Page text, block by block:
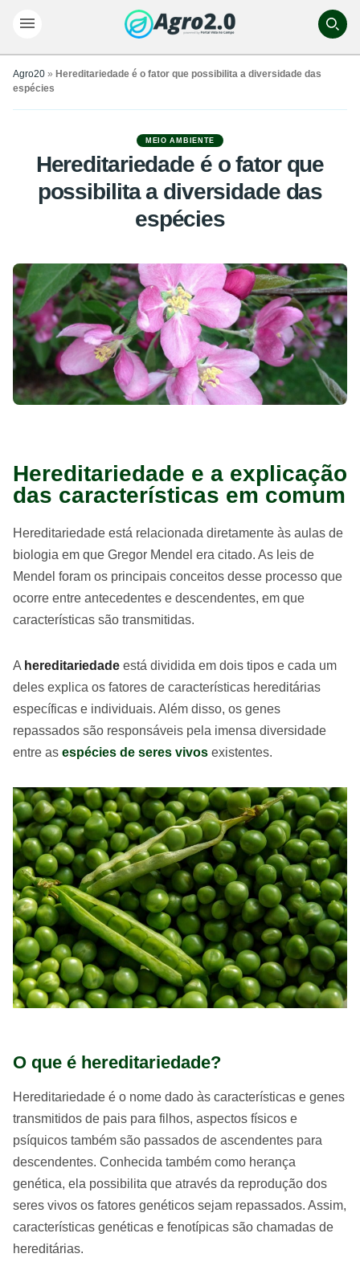
Agro20 » Hereditariedade é o fator que possibilita a diversidade das
espécies
MEIO AMBIENTE
Hereditariedade é o fator que
possibilita a diversidade das
espécies
Hereditariedade e a explicação
das características em comum
Hereditariedade está relacionada diretamente às aulas de
biologia em que Gregor Mendel era citado. As leis de
Mendel foram os principais conceitos desse processo que
ocorre entre antecedentes e descendentes, em que
características são transmitidas.
A hereditariedade está dividida em dois tipos e cada um
deles explica os fatores de características hereditárias
específicas e individuais. Além disso, os genes
repassados são responsáveis pela imensa diversidade
entre as espécies de seres vivos existentes.
O que é hereditariedade?
Hereditariedade é o nome dado às características e genes
transmitidos de pais para filhos, aspectos físicos e
psíquicos também são passados de ascendentes para
descendentes. Conhecida também como herança
genética, ela possibilita que através da reprodução dos
seres vivos os fatores genéticos sejam repassados. Assim,
características genéticas e fenotípicas são chamadas de
hereditárias.